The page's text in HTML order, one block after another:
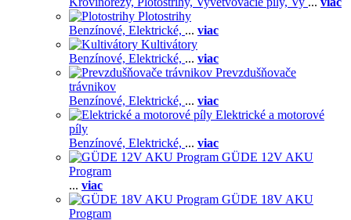
Plotostrihy
Benzínové, Elektrické, ... viac
Kultivátory
Benzínové, Elektrické, ... viac
Prevzdušňovače
trávnikov
Benzínové, Elektrické, ... viac
Elektrické a motorové
píly
Benzínové, Elektrické, ... viac
GÜDE 12V AKU
Program
... viac
GÜDE 18V AKU
Program